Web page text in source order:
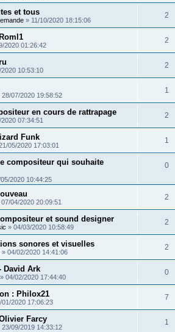
et tous
» 11/10/2020 18:15:06
2
2020 01:26:42
2
2020 10:53:10
2
28/07/2020 19:58:52
1
en cours de rattrapage
07:34:51
2
Funk
05/2020 17:03:01
1
compositeur qui souhaite
2020 10:44:25
0
07/04/2020 20:09:51
2
et sound designer
» 04/03/2020 10:58:49
2
sonores et visuelles
» 04/02/2020 14:41:06
2
David Ark
» 04/02/2020 17:44:40
0
: Philox21
01/2020 17:06:23
7
Farcy
23/09/2019 14:33:12
1